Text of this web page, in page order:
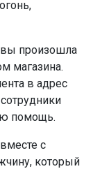
произошла
магазина.
в адрес
помощь.
с
который